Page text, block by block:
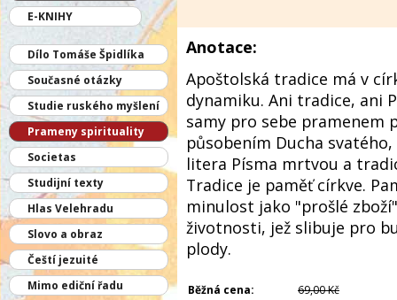
E-KNIHY
Dílo Tomáše Špidlíka
Současné otázky
Studie ruského myšlení
Prameny spirituality
Societas
Studijní texty
Hlas Velehradu
Slovo a obraz
Čeští jezuité
Mimo ediční řadu
Anotace:
Apoštolská tradice má v
dynamiku. Ani tradice, ani
samy pro sebe pramenem
působením Ducha
litera Písma mrtvou a
Tradice je paměť církve.
minulost jako "prošlé
životnosti, jež slibuje pro
plody.
Běžná cena:
69,00 Kč